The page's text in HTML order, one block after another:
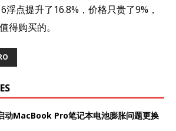
点提升了16.8%，价格只贵了9%，
得购买的。
动MacBook Pro笔记本电池膨胀问题更换